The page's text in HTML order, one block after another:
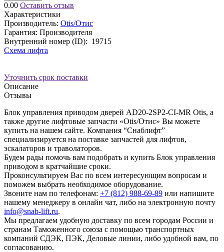
0.00 Оставить отзыв
Характеристики
Производитель: Otis/Отис
Гарантия: Производителя
Внутренний номер (ID): 19715
Схема лифта
Уточнить срок поставки
Описание
Отзывы
Блок управления приводом дверей AD20-2SP2-CI-MR Otis, а
также другие лифтовые запчасти «Otis/Отис» Вы можете
купить на нашем сайте. Компания “Снаблифт”
специализируется на поставке запчастей для лифтов,
эскалаторов и траволаторов.
Будем рады помочь вам подобрать и купить Блок управления
приводом в кратчайшие сроки.
Проконсультируем Вас по всем интересующим вопросам и
поможем выбрать необходимое оборудование.
Звоните нам по телефонам: +7 (812) 988-69-89 или напишите
нашему менеджеру в онлайн чат, либо на электронную почту
info@snab-lift.ru.
Мы предлагаем удобную доставку по всем городам России и
странам Таможенного союза с помощью транспортных
компаний СДЭК, ПЭК, Деловые линии, либо удобной вам, по
согласованию.